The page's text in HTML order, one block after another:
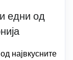
едни од
највкусните